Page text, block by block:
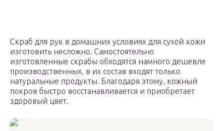
Скраб для рук в домашних условиях для сухой кожи
изготовить несложно. Самостоятельно
изготовленные скрабы обходятся намного дешевле
производственных, в их состав входят только
натуральные продукты. Благодаря этому, кожный
покров быстро восстанавливается и приобретает
здоровый цвет.